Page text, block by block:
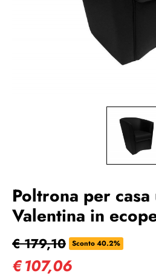
Poltrona per
Valentina in
€ 179,10 Sconto 40.2%
€107,06